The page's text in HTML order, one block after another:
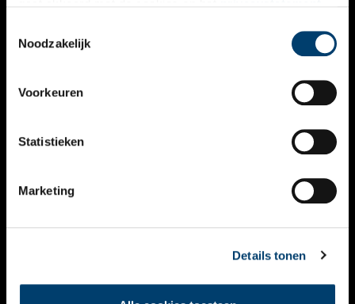
Noodzakelijk
Voorkeuren
Statistieken
Marketing
Details tonen
VERHALEN
KALENDER
THEMA’S
VIDEO’S
CONTACT